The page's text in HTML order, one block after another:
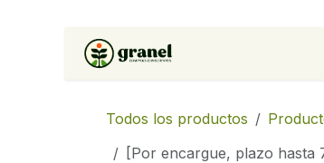
Ir al contenido
Todos los productos
[Por encargue, plazo hasta